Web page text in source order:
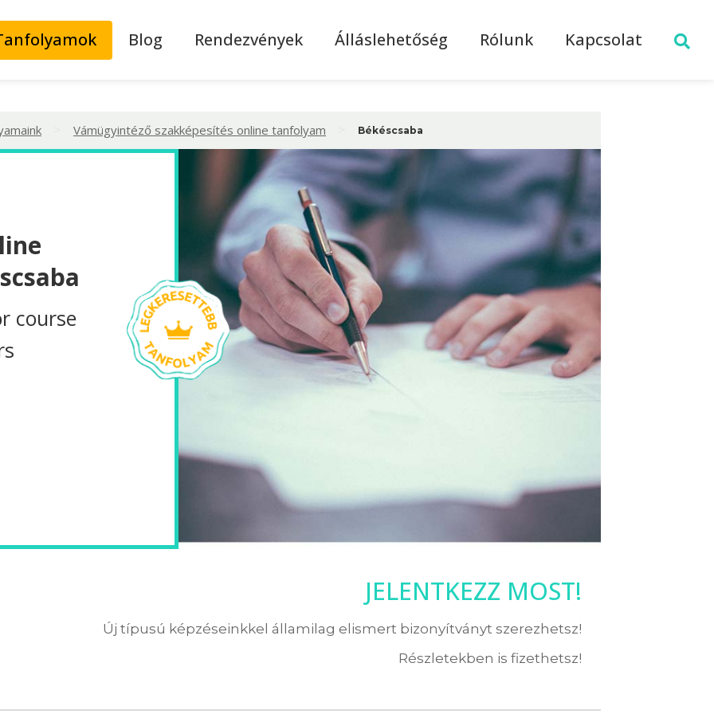
Blog Rendezvények Álláslehetőség Rólunk Kapcsolat
Vámügyintéző szakképesítés online tanfolyam Békéscsaba
course
JELENTKEZZ MOST!
Új típusú képzéseinkkel államilag elismert bizonyítványt szerezhetsz!
Részletekben is fizethetsz!